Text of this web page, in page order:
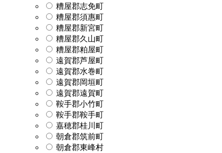
糟屋郡志免町
糟屋郡須惠町
糟屋郡新宮町
糟屋郡久山町
糟屋郡粕屋町
遠賀郡芦屋町
遠賀郡水巻町
遠賀郡岡垣町
遠賀郡遠賀町
鞍手郡小竹町
鞍手郡鞍手町
嘉穂郡桂川町
朝倉郡筑前町
朝倉郡東峰村